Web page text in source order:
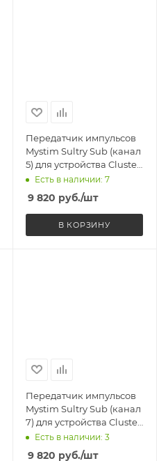
Передатчик импульсов
Mystim Sultry Sub (канал
5) для устройства Cluster
Buster
Есть в наличии: 7
9 820 руб./шт
В КОРЗИНУ
Передатчик импульсов
Mystim Sultry Sub (канал
7) для устройства Cluster
Buster
Есть в наличии: 3
9 820 руб./шт